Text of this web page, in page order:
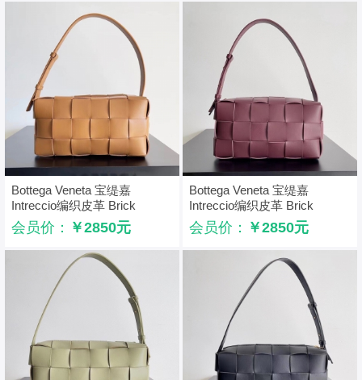
Bottega Veneta 宝缇嘉
Intreccio编织皮革 Brick
Cassette肩背包 橙色
会员价： ￥2850元
Bottega Veneta 宝缇嘉
Intreccio编织皮革 Brick
Cassette肩背包 酒红色
会员价： ￥2850元